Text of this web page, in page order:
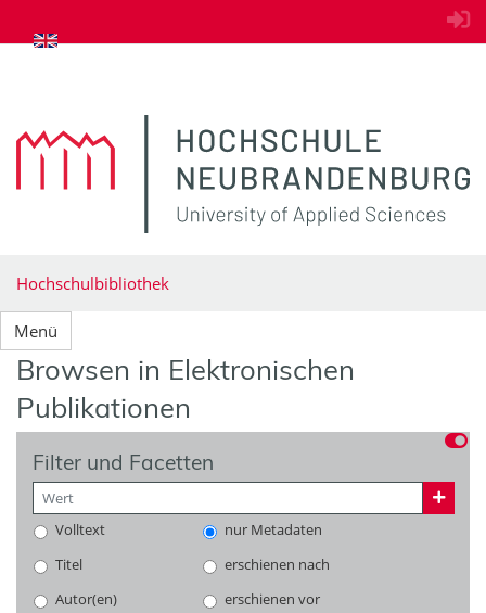
zum Inhalt springen
Hochschulbibliothek
Menü
Browsen in Elektronischen
Publikationen
Filter und Facetten
Volltext
nur Metadaten
Titel
erschienen nach
Autor(en)
erschienen vor